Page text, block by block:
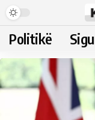
Politikë